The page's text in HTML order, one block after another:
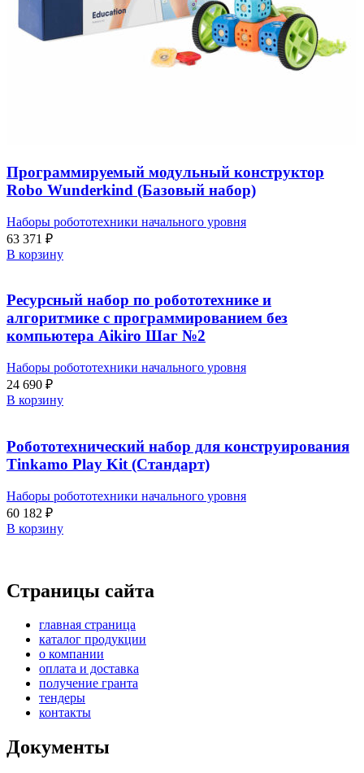
Программируемый модульный конструктор
Robo Wunderkind (Базовый набор)
Наборы робототехники начального уровня
63 371 ₽
В корзину
Ресурсный набор по робототехнике и
алгоритмике с программированием без
компьютера Aikiro Шаг №2
Наборы робототехники начального уровня
24 690 ₽
В корзину
Робототехнический набор для конструирования
Tinkamo Play Kit (Стандарт)
Наборы робототехники начального уровня
60 182 ₽
В корзину
Страницы сайта
главная страница
каталог продукции
о компании
оплата и доставка
получение гранта
тендеры
контакты
Документы